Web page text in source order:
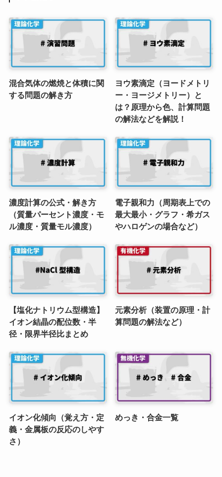
混合気体の燃焼と体積に関
する問題の解き方
ヨウ素滴定（ヨードメトリ
ー・ヨージメトリー）と
は？原理から色、計算問題
の解法などを解説！
濃度計算の公式・解き方
（質量パーセント濃度・モ
ル濃度・質量モル濃度）
電子親和力（周期表上での
最大最小・グラフ・希ガス
やハロゲンの場合など）
【塩化ナトリウム型構造】
イオン結晶の配位数・半
径・限界半径比まとめ
元素分析（装置の原理・計
算問題の解法など）
イオン化傾向（覚え方・定
義・金属板の反応のしやす
さ）
めっき・合金一覧